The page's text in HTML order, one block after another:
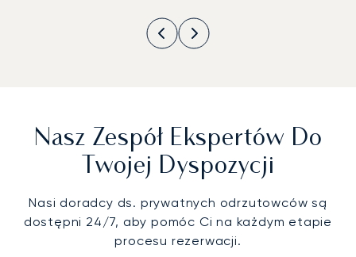
Nasz Zespół Ekspertów Do
Twojej Dyspozycji
Nasi doradcy ds. prywatnych odrzutowców są
dostępni 24/7, aby pomóc Ci na każdym etapie
procesu rezerwacji.